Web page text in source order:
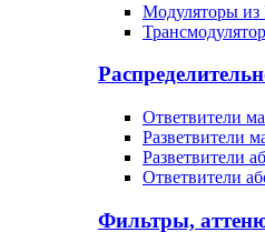
Модуляторы из
Ответвители
Разветвители
Разветвители
Ответвители
Фильтры,